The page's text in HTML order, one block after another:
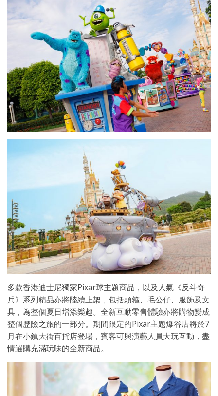
多款香港迪士尼獨家Pixar球主題商品，以及人氣《反斗奇
兵》系列精品亦將陸續上架，包括頭箍、毛公仔、服飾及文
具，為整個夏日增添樂趣。全新互動零售體驗亦將購物變成
整個歷險之旅的一部分。期間限定的Pixar主題爆谷店將於7
月在小鎮大街百貨店登場，賓客可與演藝人員大玩互動，盡
情選購充滿玩味的全新商品。